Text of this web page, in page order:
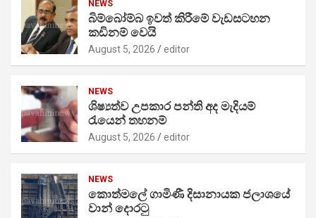
NEWS
බිම්බෝම්බ ඉවත් කිරීමේ වැඩසටහන
කඩිනම් වෙයි
August 5, 2026 editor
NEWS
ශිෂ්‍යත්ව උපකාර පන්ති අද මැදියම්
රැයෙන් තහනම්
August 5, 2026 editor
NEWS
කොත්මලේ ගාමිණී දිසානායක ජලාශයේ
වාන් දොරටු